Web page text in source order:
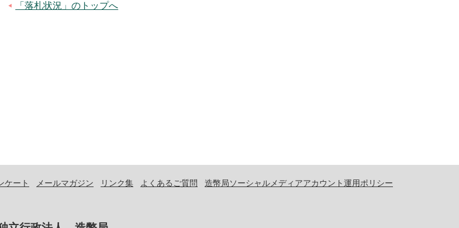
「落札状況」のトップへ
ケート メールマガジン リンク集 よくあるご質問 造幣局ソーシャルメディアアカウント運用ポリシー